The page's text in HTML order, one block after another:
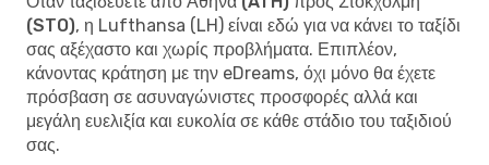
(STO), η Lufthansa (LH) είναι εδώ για να κάνει το ταξίδι
σας αξέχαστο και χωρίς προβλήματα. Επιπλέον,
κάνοντας κράτηση με την eDreams, όχι μόνο θα έχετε
πρόσβαση σε ασυναγώνιστες προσφορές αλλά και
μεγάλη ευελιξία και ευκολία σε κάθε στάδιο του ταξιδιού
σας.